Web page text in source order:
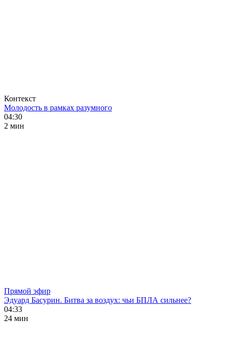
Контекст
Молодость в рамках разумного
04:30
2 мин
Прямой эфир
Эдуард Басурин. Битва за воздух: чьи БПЛА сильнее?
04:33
24 мин